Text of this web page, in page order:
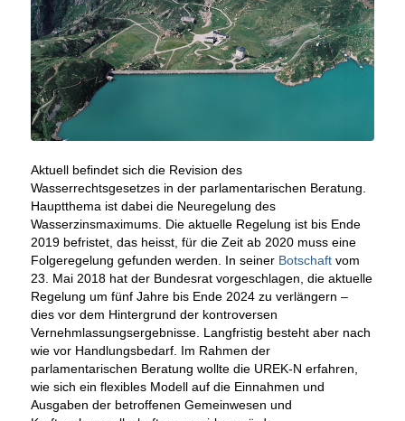
Aktuell befindet sich die Revision des
Wasserrechtsgesetzes in der parlamentarischen Beratung.
Hauptthema ist dabei die Neuregelung des
Wasserzinsmaximums. Die aktuelle Regelung ist bis Ende
2019 befristet, das heisst, für die Zeit ab 2020 muss eine
Folgeregelung gefunden werden. In seiner Botschaftvom
23. Mai 2018 hat der Bundesrat vorgeschlagen, die aktuelle
Regelung um fünf Jahre bis Ende 2024 zu verlängern –
dies vor dem Hintergrund der kontroversen
Vernehmlassungsergebnisse. Langfristig besteht aber nach
wie vor Handlungsbedarf. Im Rahmen der
parlamentarischen Beratung wollte die UREK-N erfahren,
wie sich ein flexibles Modell auf die Einnahmen und
Ausgaben der betroffenen Gemeinwesen und